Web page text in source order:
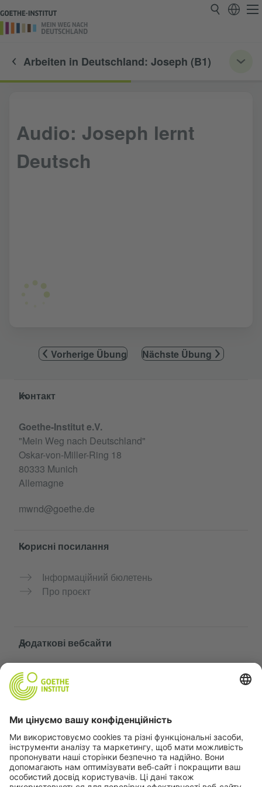
Arbeiten in Deutschland: Joseph (B1)
Audio: Joseph lernt
Deutsch
Vorherige Übung Nächste Übung
Service- und Informationsbereich
Контакт
Goethe-Institut e.V.
"Mein Weg nach Deutschland"
Oskar-von-Miller-Ring 18
80333 Munich
Allemagne
mwnd@goethe.de
Корисні посилання
Інформаційний бюлетень
Про проєкт
Додаткові вебсайти
Практикуйте німецьку безкоштовно
Портал для вчителів «Deutschstunde»
Конфіденційність і доступність